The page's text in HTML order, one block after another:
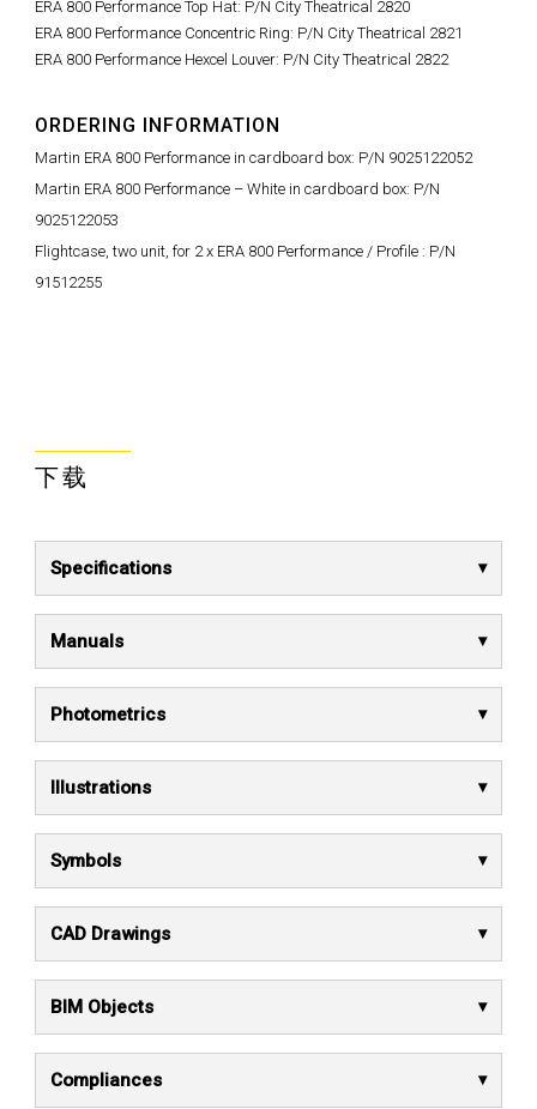
ERA 800 Performance Top Hat: P/N City Theatrical 2820
ERA 800 Performance Concentric Ring: P/N City Theatrical 2821
ERA 800 Performance Hexcel Louver: P/N City Theatrical 2822
ORDERING INFORMATION
Martin ERA 800 Performance in cardboard box: P/N 9025122052
Martin ERA 800 Performance – White in cardboard box: P/N
9025122053
Flightcase, two unit, for 2 x ERA 800 Performance / Profile : P/N
91512255
下载
Specifications
Manuals
Photometrics
Illustrations
Symbols
CAD Drawings
BIM Objects
Compliances